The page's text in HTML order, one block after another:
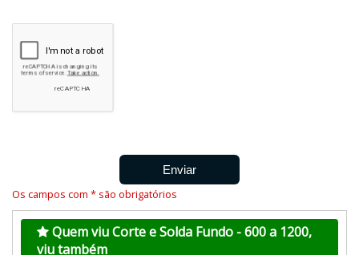
Os campos com * são obrigatórios
Quem viu Corte e Solda Fundo - 600 a 1200,
viu também